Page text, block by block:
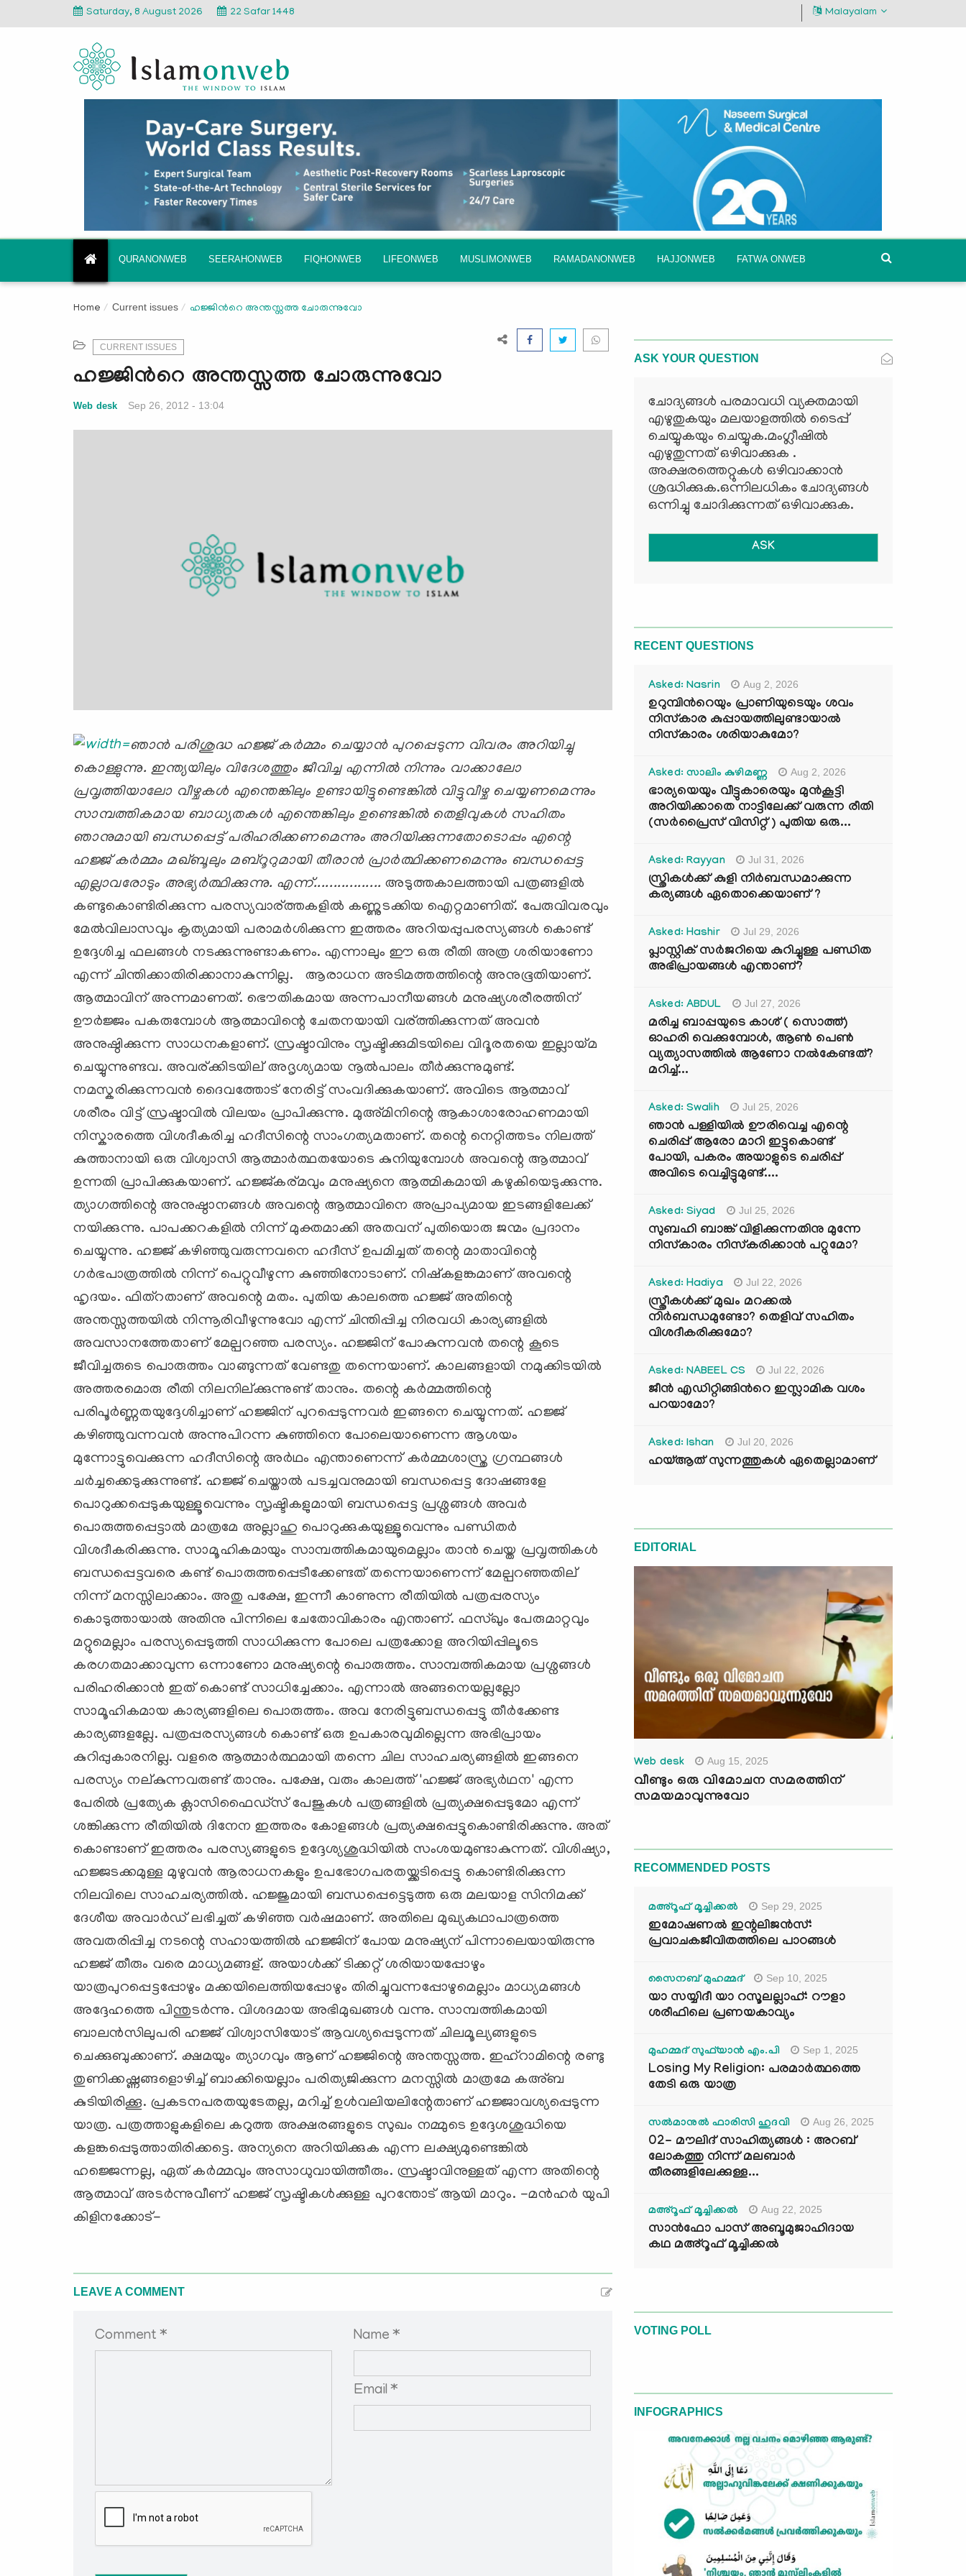
Saturday, 8 August 2026 22 Safar 1448 Malayalam
QURANONWEB SEERAHONWEB FIQHONWEB LIFEONWEB MUSLIMONWEB RAMADANONWEB HAJJONWEB FATWA ONWEB
Home Current issues ഹജ്ജിന്‍റെ അന്തസ്സത്ത ചോരുന്നുവോ
CURRENT ISSUES
ഹജ്ജിന്‍റെ അന്തസ്സത്ത ചോരുന്നുവോ
Web desk Sep 26, 2012 - 13:04
ഞാന്‍ പരിശുദ്ധ ഹജ്ജ് കര്‍മ്മം ചെയ്യാന്‍ പുറപ്പെടുന്ന വിവരം അറിയിച്ചു
കൊള്ളുന്നു. ഇന്ത്യയിലും വിദേശത്തും ജീവിച്ച എന്നില്‍ നിന്നും വാക്കാലോ
പ്രവൃത്തിയാലോ വീഴ്ചകള്‍ എന്തെങ്കിലും ഉണ്ടായിട്ടുണ്ടെങ്കില്‍ വിട്ടുവീഴ്ച ചെയ്യണമെന്നും
സാമ്പത്തികമായ ബാധ്യതകള്‍ എന്തെങ്കിലും ഉണ്ടെങ്കില്‍ തെളിവുകള്‍ സഹിതം
ഞാനുമായി ബന്ധപ്പെട്ട് പരിഹരിക്കണമെന്നും അറിയിക്കുന്നതോടൊപ്പം എന്റെ
ഹജ്ജ് കര്‍മ്മം മഖ്ബൂലും മബ്റൂറുമായി തീരാന്‍ പ്രാര്‍ത്ഥിക്കണമെന്നും ബന്ധപ്പെട്ട
എല്ലാവരോടും അഭ്യര്‍ത്ഥിക്കുന്നു. എന്ന്................. അടുത്തകാലത്തായി പത്രങ്ങളില്‍
കണ്ടുകൊണ്ടിരിക്കുന്ന പരസ്യവാര്ത്തകളില്‍ കണ്ണുടക്കിയ ഐറ്റമാണിത്. പേരുവിവരവും
മേല്‍വിലാസവും കൃത്യമായി പരാമര്‍ശിക്കുന്ന ഇത്തരം അറിയപ്പുപരസ്യങ്ങള്‍ കൊണ്ട്
ഉദ്ദേശിച്ച ഫലങ്ങള്‍ നടക്കുന്നുണ്ടാകണം. എന്നാലും ഈ ഒരു രീതി അത്ര ശരിയാണോ
എന്ന് ചിന്തിക്കാതിരിക്കാനാകുന്നില്ല. ആരാധന അടിമത്തത്തിന്റെ അനുഭൂതിയാണ്.
ആത്മാവിന് അന്നമാണത്. ഭൌതികമായ അന്നപാനീയങ്ങള്‍ മനുഷ്യശരീരത്തിന്
ഊര്‍ജ്ജം പകരുമ്പോള്‍ ആത്മാവിന്റെ ചേതനയായി വര്ത്തിക്കുന്നത് അവന്‍
അനുഷ്ഠിക്കുന്ന സാധനകളാണ്. സ്രഷ്ടാവിനും സൃഷ്ടിക്കുമിടയിലെ വിദൂരതയെ ഇല്ലായ്മ
ചെയ്യുന്നുണ്ടവ. അവര്ക്കിടയില് അദൃശ്യമായ നൂല്‍പാലം തീര്‍ക്കുന്നുമുണ്ട്.
നമസ്കരിക്കുന്നവന്‍ ദൈവത്തോട് നേരിട്ട് സംവദിക്കുകയാണ്. അവിടെ ആത്മാവ്
ശരീരം വിട്ട് സ്രഷ്ടാവില്‍ വിലയം പ്രാപിക്കുന്നു. മുഅ്മിനിന്റെ ആകാശാരോഹണമായി
നിസ്കാരത്തെ വിശദീകരിച്ച ഹദീസിന്റെ സാംഗത്യമതാണ്. തന്റെ നെറ്റിത്തടം നിലത്ത്
കുത്താനായി ഒരു വിശ്വാസി ആത്മാര്‍ത്ഥതയോടെ കുനിയുമ്പോള്‍ അവന്റെ ആത്മാവ്
ഉന്നതി പ്രാപിക്കുകയാണ്. ഹജ്ജ്കര്മവും മനുഷ്യനെ ആത്മികമായി കഴുകിയെടുക്കുന്നു.
ത്യാഗത്തിന്റെ അനുഷ്ഠാനങ്ങള്‍ അവന്റെ ആത്മാവിനെ അപ്രാപ്യമായ ഇടങ്ങളിലേക്ക്
നയിക്കുന്നു. പാപക്കറകളില്‍ നിന്ന് മുക്തമാക്കി അതവന് പുതിയൊരു ജന്മം പ്രദാനം
ചെയ്യുന്നു. ഹജ്ജ് കഴിഞ്ഞുവരുന്നവനെ ഹദീസ് ഉപമിച്ചത് തന്റെ മാതാവിന്റെ
ഗര്‍ഭപാത്രത്തില്‍ നിന്ന് പെറ്റുവീഴുന്ന കുഞ്ഞിനോടാണ്. നിഷ്കളങ്കമാണ് അവന്റെ
ഹൃദയം. ഫിത്റതാണ് അവന്റെ മതം. പുതിയ കാലത്തെ ഹജ്ജ് അതിന്റെ
അന്തസ്സത്തയില്‍ നിന്നൂരിവീഴുന്നുവോ എന്ന് ചിന്തിപ്പിച്ച നിരവധി കാര്യങ്ങളില്‍
അവസാനത്തേതാണ് മേല്പറഞ്ഞ പരസ്യം. ഹജ്ജിന് പോകുന്നവന്‍ തന്റെ കൂടെ
ജീവിച്ചരുടെ പൊരുത്തം വാങ്ങുന്നത് വേണ്ടതു തന്നെയാണ്. കാലങ്ങളായി നമുക്കിടയില്‍
അത്തരമൊരു രീതി നിലനില്ക്കുന്നുണ്ട് താനും. തന്റെ കര്‍മ്മത്തിന്റെ
പരിപൂര്‍ണ്ണതയുദ്ദേശിച്ചാണ് ഹജ്ജിന് പുറപ്പെടുന്നവര്‍ ഇങ്ങനെ ചെയ്യുന്നത്. ഹജ്ജ്
കഴിഞ്ഞുവന്നവന്‍ അന്നുപിറന്ന കുഞ്ഞിനെ പോലെയാണെന്ന ആശയം
മുന്നോട്ടുവെക്കുന്ന ഹദീസിന്റെ അര്‍ഥം എന്താണെന്ന് കര്‍മ്മശാസ്ത്ര ഗ്രന്ഥങ്ങള്‍
ചര്‍ച്ചക്കെടുക്കുന്നുണ്ട്. ഹജ്ജ് ചെയ്താല്‍ പടച്ചവനുമായി ബന്ധപ്പെട്ട ദോഷങ്ങളേ
പൊറുക്കപ്പെടുകയുള്ളൂവെന്നും സൃഷ്ടികളുമായി ബന്ധപ്പെട്ട പ്രശ്നങ്ങള്‍ അവര്‍
പൊരുത്തപ്പെട്ടാല്‍ മാത്രമേ അല്ലാഹു പൊറുക്കുകയുള്ളൂവെന്നും പണ്ഡിതര്‍
വിശദീകരിക്കുന്നു. സാമൂഹികമായും സാമ്പത്തികമായുമെല്ലാം താന്‍ ചെയ്ത പ്രവൃത്തികള്‍
ബന്ധപ്പെട്ടവരെ കണ്ട് പൊരുത്തപ്പെടീക്കേണ്ടത് തന്നെയാണെന്ന് മേല്പറഞ്ഞതില്
നിന്ന് മനസ്സിലാക്കാം. അതു പക്ഷേ, ഇന്നീ കാണുന്ന രീതിയില്‍ പത്രപ്പരസ്യം
കൊടുത്തായാല്‍ അതിനു പിന്നിലെ ചേതോവികാരം എന്താണ്. ഫസ്ഖും പേരുമാറ്റവും
മറ്റുമെല്ലാം പരസ്യപ്പെടുത്തി സാധിക്കുന്ന പോലെ പത്രക്കോള അറിയിപ്പിലൂടെ
കരഗതമാക്കാവുന്ന ഒന്നാണോ മനുഷ്യന്റെ പൊരുത്തം. സാമ്പത്തികമായ പ്രശ്നങ്ങള്‍
പരിഹരിക്കാന്‍ ഇത് കൊണ്ട് സാധിച്ചേക്കാം. എന്നാല്‍ അങ്ങനെയല്ലല്ലോ
സാമൂഹികമായ കാര്യങ്ങളിലെ പൊരുത്തം. അവ നേരിട്ടുബന്ധപ്പെട്ടു തീര്‍ക്കേണ്ട
കാര്യങ്ങളല്ലേ. പത്രപ്പരസ്യങ്ങള്‍ കൊണ്ട് ഒരു ഉപകാരവുമില്ലെന്ന അഭിപ്രായം
കുറിപ്പുകാരനില്ല. വളരെ ആത്മാര്‍ത്ഥമായി തന്നെ ചില സാഹചര്യങ്ങളില്‍ ഇങ്ങനെ
പരസ്യം നല്കുന്നവരുണ്ട് താനും. പക്ഷേ, വരും കാലത്ത് 'ഹജ്ജ് അഭ്യര്‍ഥന' എന്ന
പേരില്‍ പ്രത്യേക ക്ലാസിഫൈഡ്സ് പേജുകള്‍ പത്രങ്ങളില്‍ പ്രത്യക്ഷപ്പെടുമോ എന്ന്
ശങ്കിക്കുന്ന രീതിയില്‍ ദിനേന ഇത്തരം കോളങ്ങള്‍ പ്രത്യക്ഷപ്പെട്ടുകൊണ്ടിരിക്കുന്നു. അത്
കൊണ്ടാണ് ഇത്തരം പരസ്യങ്ങളുടെ ഉദ്ദേശ്യശുദ്ധിയില്‍ സംശയമുണ്ടാകുന്നത്. വിശിഷ്യാ,
ഹജ്ജടക്കമുള്ള മുഴുവന്‍ ആരാധനകളും ഉപഭോഗപരതയ്ക്കടിപ്പെട്ടു കൊണ്ടിരിക്കുന്ന
നിലവിലെ സാഹചര്യത്തില്‍. ഹജ്ജുമായി ബന്ധപ്പെട്ടെടുത്ത ഒരു മലയാള സിനിമക്ക്
ദേശീയ അവാര്‍ഡ് ലഭിച്ചത് കഴിഞ്ഞ വര്‍ഷമാണ്. അതിലെ മുഖ്യകഥാപാത്രത്തെ
അവതരിപ്പിച്ച നടന്റെ സഹായത്തില്‍ ഹജ്ജിന് പോയ മനുഷ്യന് പിന്നാലെയായിരുന്നു
ഹജ്ജ് തീരും വരെ മാധ്യമങ്ങള്. അയാള്‍ക്ക് ടിക്കറ്റ് ശരിയായപ്പോഴും
യാത്രപുറപ്പെട്ടപ്പോഴും മക്കയിലെത്തിയപ്പോഴും തിരിച്ചുവന്നപ്പോഴുമെല്ലാം മാധ്യമങ്ങള്‍
അദ്ദേഹത്തെ പിന്തുടര്‍ന്നു. വിശദമായ അഭിമുഖങ്ങള്‍ വന്നു. സാമ്പത്തികമായി
ബാലന്‍സിലുപരി ഹജ്ജ് വിശ്വാസിയോട് ആവശ്യപ്പെടുന്നത് ചിലമൂല്യങ്ങളുടെ
ചെക്കുബുക്കാണ്. ക്ഷമയും ത്യാഗവും ആണ് ഹജ്ജിന്റെ അന്തസ്സത്ത. ഇഹ്റാമിന്റെ രണ്ടു
തുണിക്കഷ്ണങ്ങളൊഴിച്ച് ബാക്കിയെല്ലാം പരിത്യജിക്കുന്ന മനസ്സില്‍ മാത്രമേ കഅ്ബ
കുടിയിരിക്കൂ. പ്രകടനപരതയുടേതല്ല, മറിച്ച് ഉള്‍വലിയലിന്റേതാണ് ഹജ്ജാവശ്യപ്പെടുന്ന
യാത്ര. പത്രത്താളുകളിലെ കറുത്ത അക്ഷരങ്ങളുടെ സുഖം നമ്മുടെ ഉദ്ദേശശുദ്ധിയെ
കളങ്കപ്പെടുത്താതിരിക്കട്ടെ. അന്യനെ അറിയിക്കുക എന്ന ലക്ഷ്യമുണ്ടെങ്കില്‍
ഹജ്ജെന്നല്ല, ഏത് കര്‍മ്മവും അസാധുവായിത്തീരും. സ്രഷ്ടാവിനുള്ളത് എന്ന അതിന്റെ
ആത്മാവ് അടര്‍ന്നുവീണ് ഹജ്ജ് സൃഷ്ടികള്‍ക്കുള്ള പുറന്തോട് ആയി മാറും. -മന്‍ഹര്‍ യുപി
കിളിനക്കോട്-
LEAVE A COMMENT
Comment * Name *
Email *
ASK YOUR QUESTION
ചോദ്യങ്ങള്‍ പരമാവധി വ്യക്തമായി
എഴുതുകയും മലയാളത്തില്‍ ടൈപ്പ്
ചെയ്യുകയും ചെയ്യുക.മംഗ്ലീഷില്‍
എഴുതുന്നത് ഒഴിവാക്കുക .
അക്ഷരത്തെറ്റുകള്‍ ഒഴിവാക്കാന്‍
ശ്രദ്ധിക്കുക.ഒന്നിലധികം ചോദ്യങ്ങള്‍
ഒന്നിച്ചു ചോദിക്കുന്നത് ഒഴിവാക്കുക.
ASK
RECENT QUESTIONS
Asked: Nasrin Aug 2, 2026
ഉറുമ്പിന്‍റെയും പ്രാണിയുടെയും ശവം
നിസ്കാര കുപ്പായത്തിലുണ്ടായാൽ
നിസ്കാരം ശരിയാകുമോ?
Asked: സാലിം കുഴിമണ്ണ Aug 2, 2026
ഭാര്യയെയും വീട്ടുകാരെയും മുൻകൂട്ടി
അറിയിക്കാതെ നാട്ടിലേക്ക് വരുന്ന രീതി
(സർപ്രൈസ് വിസിറ്റ് ) പുതിയ ഒരു...
Asked: Rayyan Jul 31, 2026
സ്ത്രികൾക്ക് കുളി നിർബന്ധമാക്കുന്ന
കര്യങ്ങൾ ഏതൊക്കെയാണ് ?
Asked: Hashir Jul 29, 2026
പ്ലാസ്റ്റിക് സർജറിയെ കുറിച്ചുള്ള പണ്ഡിത
അഭിപ്രായങ്ങൾ എന്താണ്?
Asked: ABDUL Jul 27, 2026
മരിച്ച ബാപ്പയുടെ കാശ് ( സൊത്ത്)
ഓഹരി വെക്കുമ്പോൾ, ആണ്‍ പെണ്‍
വ്യത്യാസത്തില്‍ ആണോ നല്‍കേണ്ടത്?
മറിച്ച്...
Asked: Swalih Jul 25, 2026
ഞാൻ പള്ളിയിൽ ഊരിവെച്ച എന്റെ
ചെരിപ്പ് ആരോ മാറി ഇട്ടുകൊണ്ട്
പോയി, പകരം അയാളുടെ ചെരിപ്പ്
അവിടെ വെച്ചിട്ടുമുണ്ട്....
Asked: Siyad Jul 25, 2026
സുബഹി ബാങ്ക് വിളിക്കുന്നതിനു മുന്നേ
നിസ്കാരം നിസ്കരിക്കാൻ പറ്റുമോ?
Asked: Hadiya Jul 22, 2026
സ്ത്രീകൾക്ക് മുഖം മറക്കൽ
നിർബന്ധമുണ്ടോ? തെളിവ് സഹിതം
വിശദീകരിക്കുമോ?
Asked: NABEEL CS Jul 22, 2026
ജീൻ എഡിറ്റിങ്ങിന്‍റെ ഇസ്ലാമിക വശം
പറയാമോ?
Asked: Ishan Jul 20, 2026
ഹയ്ആത് സുന്നത്തുകൾ ഏതെല്ലാമാണ്
EDITORIAL
Web desk Aug 15, 2025
വീണ്ടും ഒരു വിമോചന സമരത്തിന്
സമയമാവുന്നുവോ
RECOMMENDED POSTS
മഅ്റൂഫ് മൂച്ചിക്കല്‍ Sep 29, 2025
ഇമോഷണൽ ഇന്റലിജൻസ്:
പ്രവാചകജീവിതത്തിലെ പാഠങ്ങൾ
സൈനബ് മുഹമ്മദ് Sep 10, 2025
യാ സയ്യിദീ യാ റസൂലല്ലാഹ്: റൗളാ
ശരീഫിലെ പ്രണയകാവ്യം
മുഹമ്മദ് സുഫ്‌യാൻ എം.പി Sep 1, 2025
Losing My Religion: പരമാർത്ഥത്തെ
തേടി ഒരു യാത്ര
സൽമാനുൽ ഫാരിസി ഹുദവി Aug 26, 2025
02- മൗലിദ് സാഹിത്യങ്ങൾ : അറബ്
ലോകത്തു നിന്ന് മലബാർ
തീരങ്ങളിലേക്കുള്ള...
മഅ്റൂഫ് മൂച്ചിക്കല്‍ Aug 22, 2025
സാൻഫോ പാസ് അബൂമുജാഹിദായ
കഥ മഅ്റൂഫ് മൂച്ചിക്കല്‍
VOTING POLL
INFOGRAPHICS